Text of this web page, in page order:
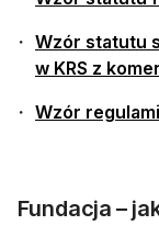
Wzór statutu
w KRS z
Wzór
Fundacja –